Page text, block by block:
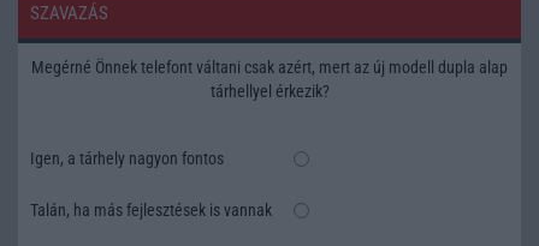
SZAVAZÁS
Megérné Önnek telefont váltani csak azért, mert az új modell dupla alap
tárhellyel érkezik?
Igen, a tárhely nagyon fontos
Talán, ha más fejlesztések is vannak